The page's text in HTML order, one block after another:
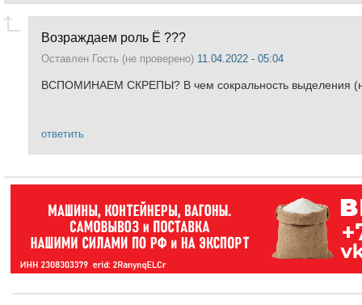
Возраждаем роль Ё ???
Оставлен Гость (не проверено) 11.04.2022 - 05:04
ВСПОМИНАЕМ СКРЕПЫ? В чем сокральность выделения
ответить